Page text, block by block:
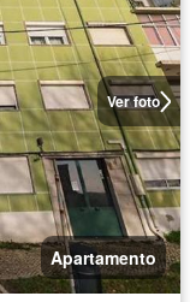
Ver foto
Apartamento